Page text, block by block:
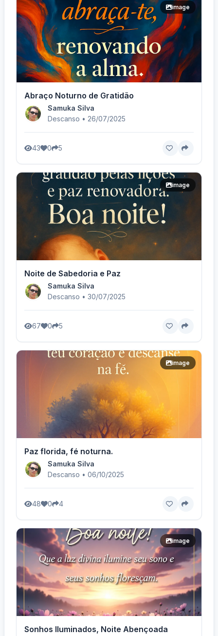
image
Abraço Noturno de Gratidão
Samuka Silva
Descanso • 26/07/2025
43 0 5
image
Noite de Sabedoria e Paz
Samuka Silva
Descanso • 30/07/2025
67 0 5
image
Paz florida, fé noturna.
Samuka Silva
Descanso • 06/10/2025
48 0 4
image
Sonhos Iluminados, Noite Abençoada